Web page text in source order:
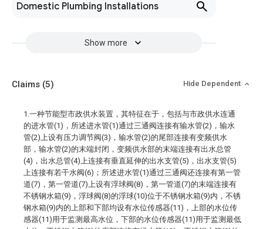
Domestic Plumbing Installations
Show more
Claims (5) Hide Dependent
1.一种节能型市政供水装置，其特征在于，包括与市政供水连通
的进水管(1)，所述进水管(1)通过三通阀连接有输水管(2)，输水
管(2)上设有压力调节阀(3)，输水管(2)的尾部连接有变频供水
部，输水管(2)的末端封闭，变频供水部的末端连接有出水总管
(4)，出水总管(4)上连接有垂直延伸的出水支管(5)，出水支管(5)
上连接有若干水阀(6)；所述进水管(1)通过三通阀还连接有第一管
道(7)，第一管道(7)上设有浮球阀(8)，第一管道(7)的末端连接有
不锈钢水箱(9)，浮球阀(8)的浮球(10)位于不锈钢水箱(9)内，不锈
钢水箱(9)内的上部和下部均设有水位传感器(11)，上部的水位传
感器(11)用于监测最高水位，下部的水位传感器(11)用于监测最低